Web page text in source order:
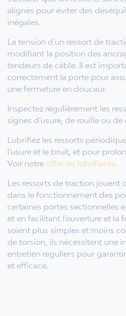
alignés pour éviter des
inégales.
La tension d'un ressort de
modifiant la position des
tendeurs de câble. Il est
correctement la porte pour
une fermeture en douceur.
Inspectez régulièrement les
signes d'usure, de rouille ou
Lubrifiez les ressorts
l'usure et le bruit, et pour
Voir notre offre de lubrifiants.
Les ressorts de traction jouent
dans le fonctionnement des
certaines portes sectionnelles
et en facilitant l'ouverture et la
soient plus simples et moins
de torsion, ils nécessitent une
entretien réguliers pour
et efficace.